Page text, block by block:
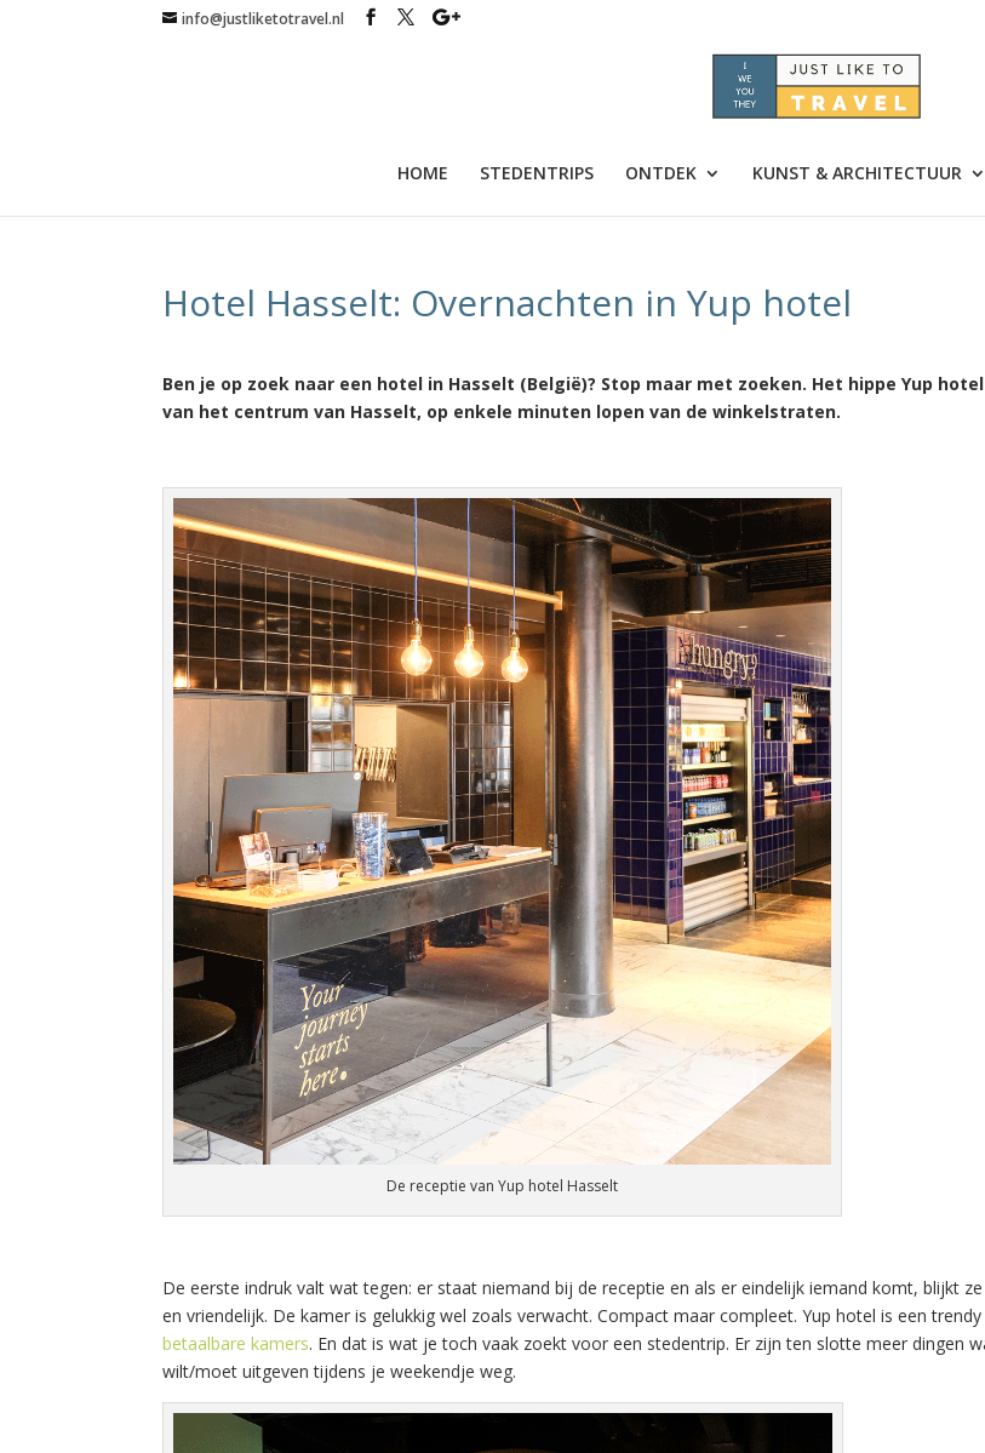
info@justliketotravel.nl
HOME STEDENTRIPS ONTDEK KUNST & ARCHITECTUUR
Hotel Hasselt: Overnachten in Yup hotel
Ben je op zoek naar een hotel in Hasselt (België)? Stop maar met zoeken. Het hippe Yup
van het centrum van Hasselt, op enkele minuten lopen van de winkelstraten.
De receptie van Yup hotel Hasselt
De eerste indruk valt wat tegen: er staat niemand bij de receptie en als er eindelijk iemand komt, blijkt
en vriendelijk. De kamer is gelukkig wel zoals verwacht. Compact maar compleet. Yup hotel is een
betaalbare kamers. En dat is wat je toch vaak zoekt voor een stedentrip. Er zijn ten slotte meer dingen
wilt/moet uitgeven tijdens je weekendje weg.